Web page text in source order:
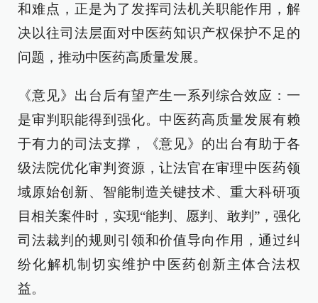
和难点，正是为了发挥司法机关职能作用，解
决以往司法层面对中医药知识产权保护不足的
问题，推动中医药高质量发展。
《意见》出台后有望产生一系列综合效应：一
是审判职能得到强化。中医药高质量发展有赖
于有力的司法支撑，《意见》的出台有助于各
级法院优化审判资源，让法官在审理中医药领
域原始创新、智能制造关键技术、重大科研项
目相关案件时，实现“能判、愿判、敢判”，强化
司法裁判的规则引领和价值导向作用，通过纠
纷化解机制切实维护中医药创新主体合法权
益。